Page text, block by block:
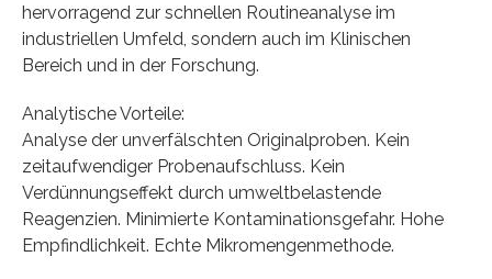
hervorragend zur schnellen Routineanalyse im
industriellen Umfeld, sondern auch im Klinischen
Bereich und in der Forschung.
Analytische Vorteile:
Analyse der unverfälschten Originalproben. Kein
zeitaufwendiger Probenaufschluss. Kein
Verdünnungseffekt durch umweltbelastende
Reagenzien. Minimierte Kontaminationsgefahr. Hohe
Empfindlichkeit. Echte Mikromengenmethode.